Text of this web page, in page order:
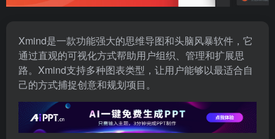
Xmind是一款功能强大的思维导图和头脑风暴软件，它
通过直观的可视化方式帮助用户组织、管理和扩展思
路。Xmind支持多种图表类型，让用户能够以最适合自
己的方式捕捉创意和规划项目。